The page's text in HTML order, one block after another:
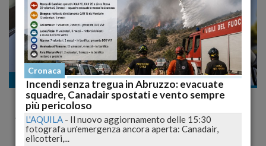
Cronaca
Linciaggio Sventato dai Carabinieri, 24enne
Arrestato per Resistenza
Cronaca
Incendi senza tregua in Abruzzo: evacuate
squadre, Canadair spostati e vento sempre
più pericoloso
L'AQUILA - Il nuovo aggiornamento delle 15:30
fotografa un'emergenza ancora aperta: Canadair,
elicotteri,...